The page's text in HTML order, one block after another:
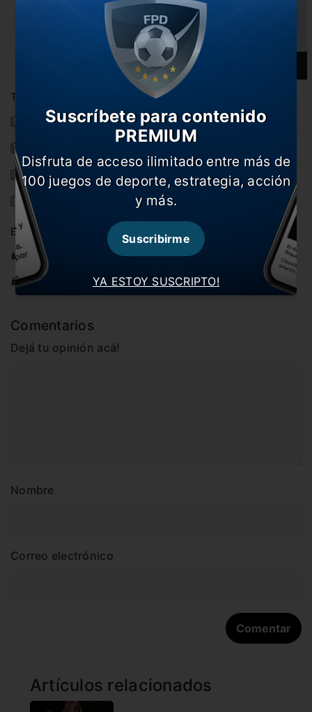
También te puede interesar
Thiago Alcántara salió a bancar a De Gea
Empate agónico con la firma de CR7
Rusia lo ganó en los primeros minutos
En esta nota:
#España #Rusia
#Rusia 2018
Comentarios
Dejá tu opinión acá!
Nombre
Correo electrónico
Artículos relacionados
YA ESTOY SUSCRIPTO!
Suscríbete para contenido
PREMIUM
Disfruta de acceso ilimitado entre más de
100 juegos de deporte, estrategia, acción
y más.
Suscribirme